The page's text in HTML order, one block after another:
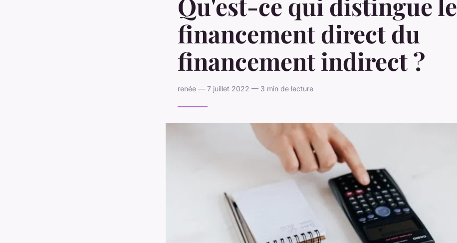
financement direct du
financement indirect ?
renée — 7 juillet 2022 — 3 min de lecture